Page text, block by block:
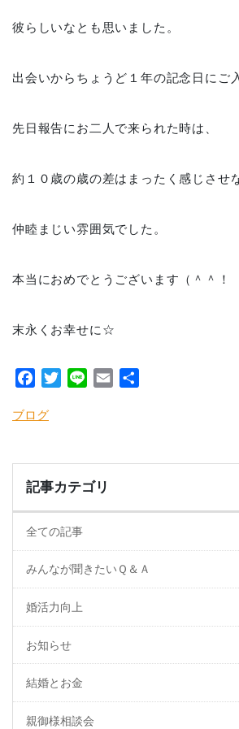
彼らしいなとも思いました。
出会いからちょうど１年の記念日にご
先日報告にお二人で来られた時は、
約１０歳の歳の差はまったく感じさせ
仲睦まじい雰囲気でした。
本当におめでとうございます（＾＾！
末永くお幸せに☆
Facebook
TwitterLine Email
ブログ
記事カテゴリ
全ての記事
みんなが聞きたいＱ＆Ａ
婚活力向上
お知らせ
結婚とお金
親御様相談会